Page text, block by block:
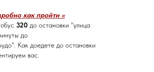
как пройти >>
320 до остановки "улица
до
Как доедете до остановки
вас.